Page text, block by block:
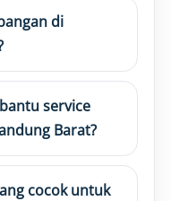
di
service
Barat?
cocok untuk